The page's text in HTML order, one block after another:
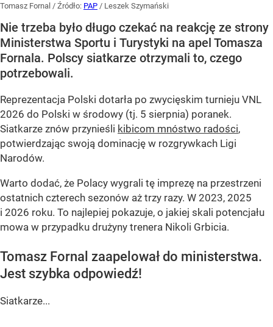
Tomasz Fornal / Źródło: PAP / Leszek Szymański
Nie trzeba było długo czekać na reakcję ze strony
Ministerstwa Sportu i Turystyki na apel Tomasza
Fornala. Polscy siatkarze otrzymali to, czego
potrzebowali.
Reprezentacja Polski dotarła po zwycięskim turnieju VNL
2026 do Polski w środowy (tj. 5 sierpnia) poranek.
Siatkarze znów przynieśli kibicom mnóstwo radości,
potwierdzając swoją dominację w rozgrywkach Ligi
Narodów.
Warto dodać, że Polacy wygrali tę imprezę na przestrzeni
ostatnich czterech sezonów aż trzy razy. W 2023, 2025
i 2026 roku. To najlepiej pokazuje, o jakiej skali potencjału
mowa w przypadku drużyny trenera Nikoli Grbicia.
Tomasz Fornal zaapelował do ministerstwa.
Jest szybka odpowiedź!
Siatkarze...